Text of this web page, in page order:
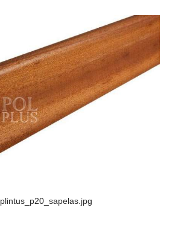
plintus_p20_sapelas.jpg